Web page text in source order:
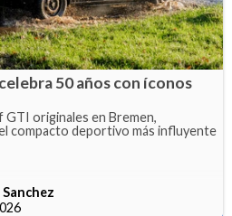
50 años con íconos
originales en Bremen,
compacto deportivo más influyente